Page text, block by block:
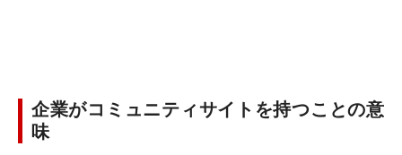
企業がコミュニティサイトを持つことの意
味